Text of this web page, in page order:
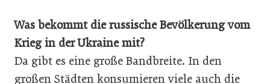
Was bekommt die russische Bevölkerung vom
Krieg in der Ukraine mit?
Da gibt es eine große Bandbreite. In den
großen Städten konsumieren viele auch die